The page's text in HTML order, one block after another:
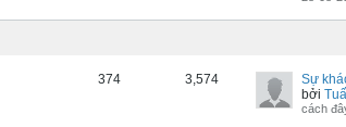
374 3,574
bởi
cách